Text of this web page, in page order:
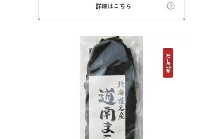
詳細はこちら
だし昆布